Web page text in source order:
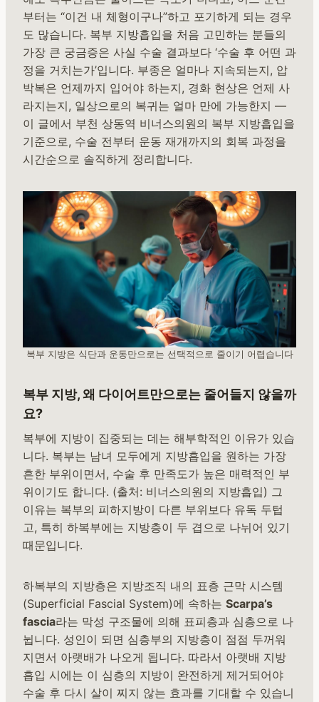
부터는 “이건 내 체형이구나”하고 포기하게 되는 경우
도 많습니다. 복부 지방흡입을 처음 고민하는 분들의
가장 큰 궁금증은 사실 수술 결과보다 ‘수술 후 어떤 과
정을 거치는가’입니다. 부종은 얼마나 지속되는지, 압
박복은 언제까지 입어야 하는지, 경화 현상은 언제 사
라지는지, 일상으로의 복귀는 얼마 만에 가능한지 —
이 글에서 부천 상동역 비너스의원의 복부 지방흡입을
기준으로, 수술 전부터 운동 재개까지의 회복 과정을
시간순으로 솔직하게 정리합니다.
복부 지방은 식단과 운동만으로는 선택적으로 줄이기 어렵습니다
복부 지방, 왜 다이어트만으로는 줄어들지 않을까
요?
복부에 지방이 집중되는 데는 해부학적인 이유가 있습
니다. 복부는 남녀 모두에게 지방흡입을 원하는 가장
흔한 부위이면서, 수술 후 만족도가 높은 매력적인 부
위이기도 합니다. (출처: 비너스의원의 지방흡입) 그
이유는 복부의 피하지방이 다른 부위보다 유독 두텁
고, 특히 하복부에는 지방층이 두 겹으로 나뉘어 있기
때문입니다.
하복부의 지방층은 지방조직 내의 표층 근막 시스템
(Superficial Fascial System)에 속하는 Scarpa’s
fascia라는 막성 구조물에 의해 표피층과 심층으로 나
뉩니다. 성인이 되면 심층부의 지방층이 점점 두꺼워
지면서 아랫배가 나오게 됩니다. 따라서 아랫배 지방
흡입 시에는 이 심층의 지방이 완전하게 제거되어야
수술 후 다시 살이 찌지 않는 효과를 기대할 수 있습니